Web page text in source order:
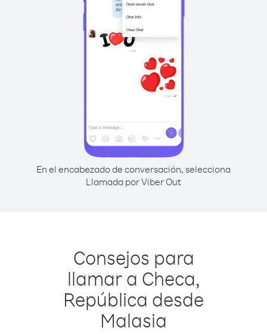
En el encabezado de conversación, selecciona
Llamada por Viber Out
Consejos para
llamar a Checa,
República desde
Malasia